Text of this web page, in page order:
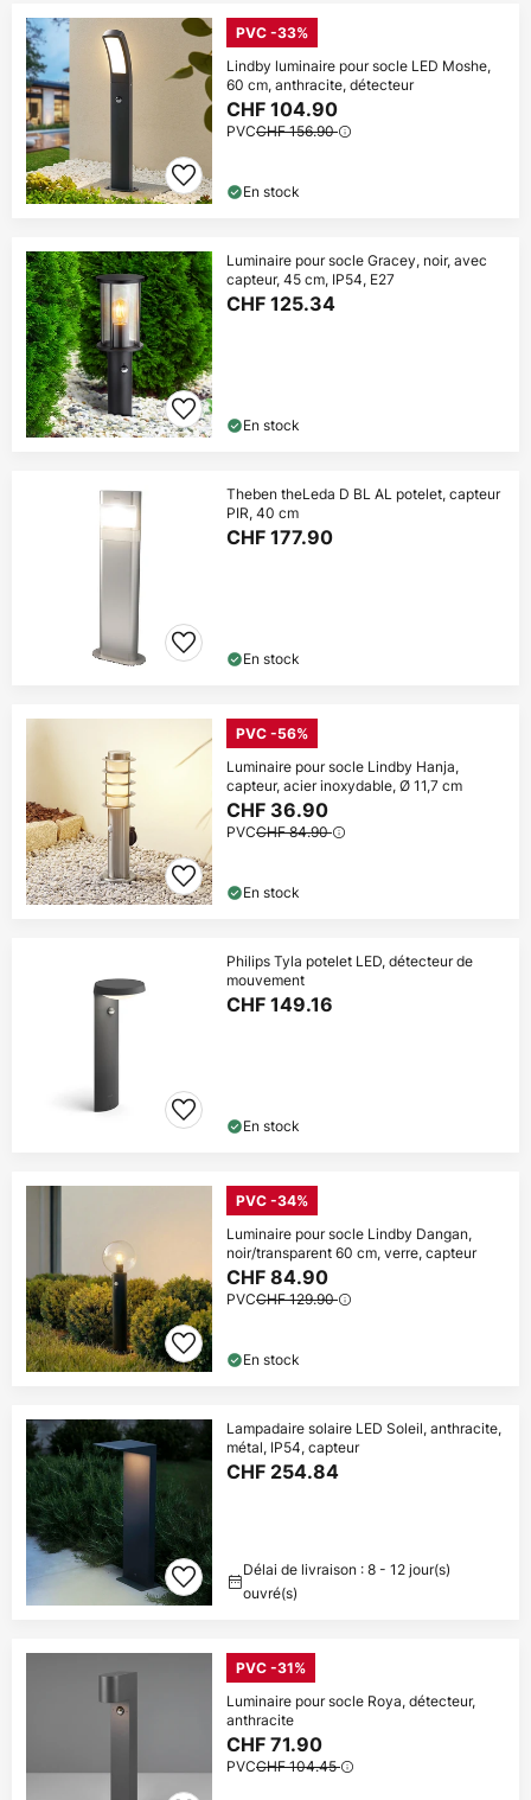
PVC -33%
Lindby luminaire pour socle LED Moshe,
60 cm, anthracite, détecteur
CHF 104.90
PVCCHF 156.90
En stock
Luminaire pour socle Gracey, noir, avec
capteur, 45 cm, IP54, E27
CHF 125.34
En stock
Theben theLeda D BL AL potelet, capteur
PIR, 40 cm
CHF 177.90
En stock
PVC -56%
Luminaire pour socle Lindby Hanja,
capteur, acier inoxydable, Ø 11,7 cm
CHF 36.90
PVCCHF 84.90
En stock
Philips Tyla potelet LED, détecteur de
mouvement
CHF 149.16
En stock
PVC -34%
Luminaire pour socle Lindby Dangan,
noir/transparent 60 cm, verre, capteur
CHF 84.90
PVCCHF 129.90
En stock
Lampadaire solaire LED Soleil, anthracite,
métal, IP54, capteur
CHF 254.84
Délai de livraison : 8 - 12 jour(s)
ouvré(s)
PVC -31%
Luminaire pour socle Roya, détecteur,
anthracite
CHF 71.90
PVCCHF 104.45